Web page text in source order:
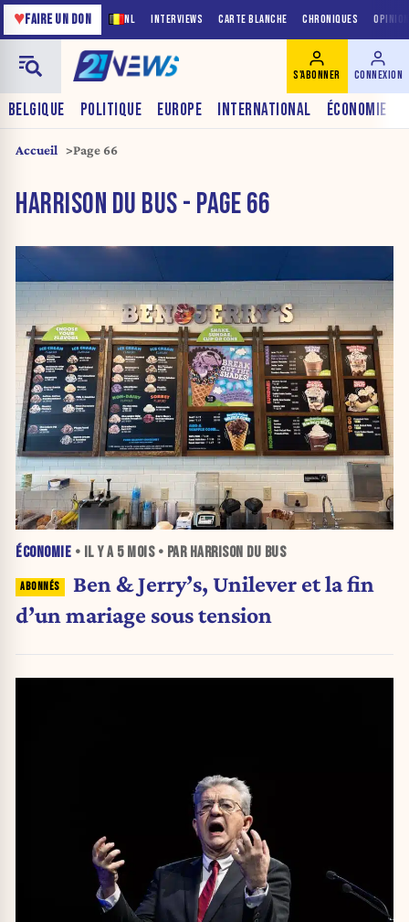
NL INTERVIEWS CARTE BLANCHE CHRONIQUES
♥FAIRE UN DON
BELGIQUE POLITIQUE EUROPE INTERNATIONAL ÉCONOMIE
S'ABONNER CONNEXION
Accueil Page 66
HARRISON DU BUS - PAGE 66
ÉCONOMIE • IL Y A 5 MOIS• PAR HARRISON DU BUS
Ben & Jerry’s, Unilever et la fin
d’un mariage sous tension